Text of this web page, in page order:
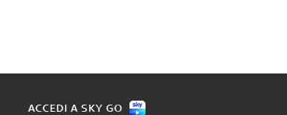
ACCEDI A SKY GO